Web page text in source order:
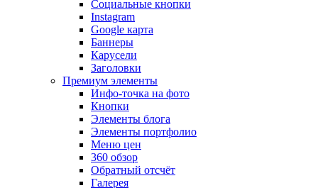
Социальные кнопки
Instagram
Google карта
Баннеры
Карусели
Заголовки
Премиум элементы
Инфо-точка на фото
Кнопки
Элементы блога
Элементы портфолио
Меню цен
360 обзор
Обратный отсчёт
Галерея